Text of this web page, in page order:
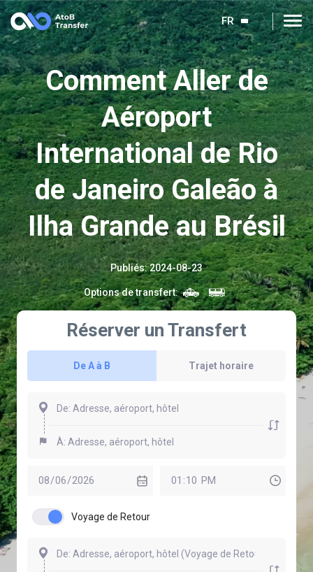
FR
Сomment Aller de
Aéroport
International de Rio
de Janeiro Galeão à
Ilha Grande au Brésil
Publiés:2024-08-23
Options de transfert:
Réserver un Transfert
De A à B Trajet horaire
Voyage de Retour